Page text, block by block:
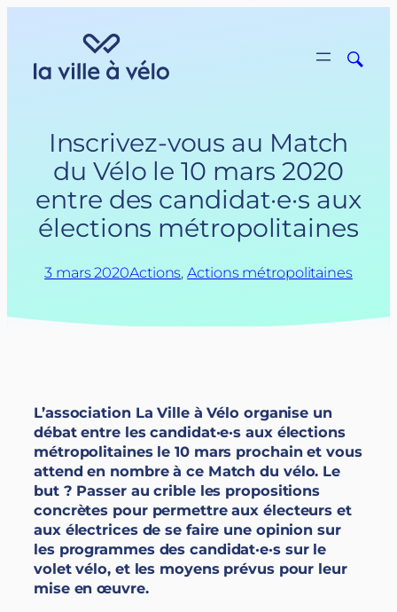
Inscrivez-vous au Match
du Vélo le 10 mars 2020
entre des candidat·e·s aux
élections métropolitaines
3 mars 2020Actions, Actions métropolitaines
L’association La Ville à Vélo organise un
débat entre les candidat·e·s aux élections
métropolitaines le 10 mars prochain et vous
attend en nombre à ce Match du vélo. Le
but ? Passer au crible les propositions
concrètes pour permettre aux électeurs et
aux électrices de se faire une opinion sur
les programmes des candidat·e·s sur le
volet vélo, et les moyens prévus pour leur
mise en œuvre.